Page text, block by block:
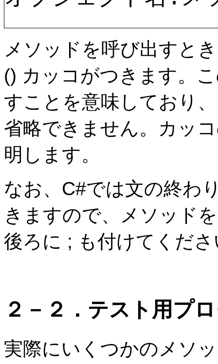
メソッドを呼び出すと
() カッコがつきます。
すことを意味しており
省略できません。カッ
明します。
なお、C#では文の終わ
きますので、メソッド
後ろに ; も付けてくだ
２－２．テスト用プ
実際にいくつかのメソ